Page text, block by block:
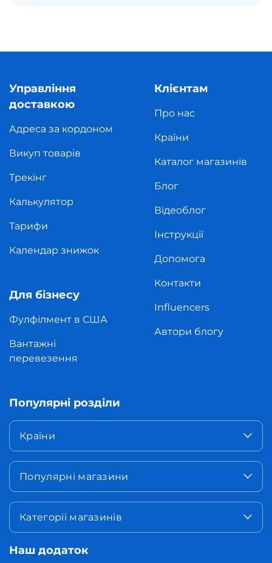
Управління
доставкою
Адреса за кордоном
Викуп товарів
Трекінг
Калькулятор
Тарифи
Календар знижок
Для бізнесу
Фулфілмент в США
Вантажні
перевезення
Клієнтам
Про нас
Країни
Каталог магазинів
Блог
Відеоблог
Інструкції
Допомога
Контакти
Influencers
Автори блогу
Популярні розділи
Країни
Популярні магазини
Категорії магазинів
Наш додаток